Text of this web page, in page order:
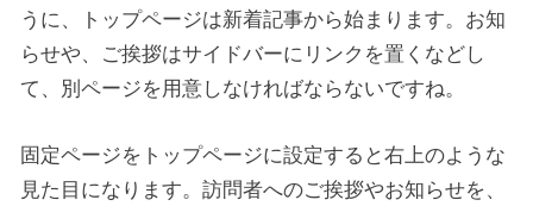
うに、トップページは新着記事から始まります。お知
らせや、ご挨拶はサイドバーにリンクを置くなどし
て、別ページを用意しなければならないですね。
固定ページをトップページに設定すると右上のような
見た目になります。訪問者へのご挨拶やお知らせを、